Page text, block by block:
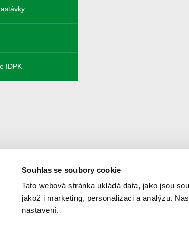
Souhlas se soubory cookie
Tato webová stránka ukládá data, jako jsou
jakož i marketing, personalizaci a analýzu.
nastavení.
IDPK
Ke stažení
Napište nám
Newsletter
Aktuální